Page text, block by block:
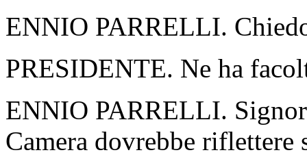
ENNIO PARRELLI.
PRESIDENTE. Ne ha
ENNIO PARRELLI.
Camera dovrebbe riflettere